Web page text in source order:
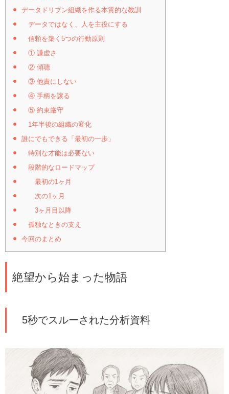
データドリブン組織を作る本質的な教訓
データではなく、人を主役にする
信頼を築く5つの行動原則
① 謙虚さ
② 傾聴
③ 他責にしない
④ 手柄を譲る
⑤ 約束厳守
1年半後の組織の変化
誰にでもできる「最初の一歩」
特別な才能は必要ない
段階的なロードマップ
最初の1ヶ月
次の1ヶ月
3ヶ月目以降
孤独なときの支え
今回のまとめ
絶望から始まった物語
5秒でスルーされた分析資料